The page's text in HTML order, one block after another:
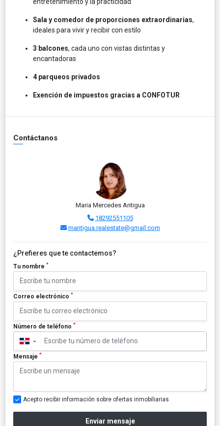
Sala y comedor de proporciones extraordinarias,
ideales para vivir y recibir con estilo
3 balcones, cada uno con vistas distintas y
encantadoras
4 parqueos privados
Exención de impuestos gracias a CONFOTUR
Contáctanos
Maria Mercedes Antigua
18292551105
mantigua.realestate@gmail.com
¿Prefieres que te contactemos?
Tu nombre *
Correo electrónico *
Número de teléfono *
▼
Mensaje *
Acepto recibir información sobre ofertas inmobiliarias
Enviar mensaje